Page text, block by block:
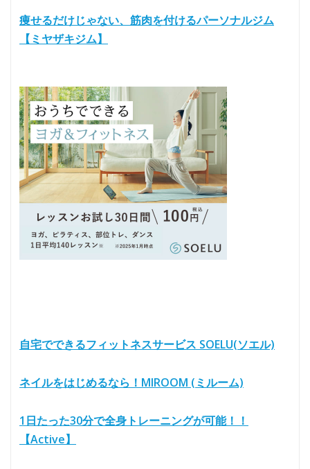
痩せるだけじゃない、筋肉を付けるパーソナルジム
【ミヤザキジム】
自宅でできるフィットネスサービス SOELU(ソエル)
ネイルをはじめるなら！MIROOM (ミルーム)
1日たった30分で全身トレーニングが可能！！
【Active】